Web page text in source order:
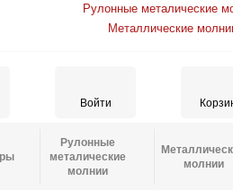
Рулонные металические
Металлические
Войти
Рулонные
металические
молнии
молнии